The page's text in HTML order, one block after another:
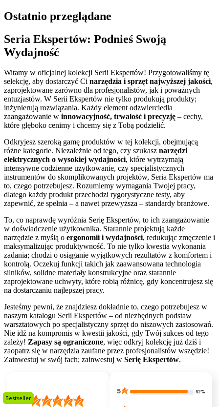
Bestseller
Bestseller
Bestseller
Bestseller
Bestseller
Bestseller
Bestseller
Ostatnio przeglądane
Seria Ekspertów: Podnieś Swoją
Wydajność
Witamy w oficjalnej kolekcji Serii Ekspertów! Przygotowaliśmy tę
selekcję, aby dostarczyć Ci narzędzia i sprzęt najwyższej jakości,
zaprojektowane zarówno dla profesjonalistów, jak i poważnych
entuzjastów. W Serii Ekspertów nie tylko produkują produkty;
inżynierują rozwiązania. Każdy element odzwierciedla
zaangażowanie w innowacyjność, trwałość i precyzję – cechy,
które głęboko cenimy i chcemy się z Tobą podzielić.
Odkryjesz szeroką gamę produktów w tej kolekcji, obejmującą
różne kategorie. Niezależnie od tego, czy szukasz narzędzi
elektrycznych o wysokiej wydajności, które wytrzymają
intensywne codzienne użytkowanie, czy specjalistycznych
instrumentów do skomplikowanych projektów, Seria Ekspertów ma
to, czego potrzebujesz. Rozumiemy wymagania Twojej pracy,
dlatego każdy produkt przechodzi rygorystyczne testy, aby
zapewnić, że spełnia – a nawet przewyższa – standardy branżowe.
To, co naprawdę wyróżnia Serię Ekspertów, to ich zaangażowanie
w doświadczenie użytkownika. Starannie projektują każde
narzędzie z myślą o ergonomii i wydajności, redukując zmęczenie i
maksymalizując produktywność. To nie tylko kwestia wykonania
zadania; chodzi o osiąganie wyjątkowych rezultatów z komfortem i
kontrolą. Oczekuj funkcji takich jak zaawansowana technologia
silników, solidne materiały konstrukcyjne oraz starannie
zaprojektowane uchwyty, które robią różnicę, gdy koncentrujesz się
na dostarczaniu najlepszej pracy.
Jesteśmy pewni, że znajdziesz dokładnie to, czego potrzebujesz w
naszym katalogu Serii Ekspertów – od niezbędnych podstaw
warsztatowych po specjalistyczny sprzęt do niszowych zastosowań.
Nie idź na kompromis w kwestii jakości, gdy Twój sukces od tego
zależy! Zapasy są ograniczone, więc odkryj kolekcję już dziś i
zaopatrz się w narzędzia zaufane przez profesjonalistów wszędzie!
Zainwestuj w swój fach; zainwestuj w Serię Ekspertów.
5 92%